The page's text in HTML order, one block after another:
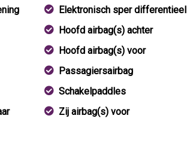
Elektronisch sper differentieel
Hoofd airbag(s) achter
Hoofd airbag(s) voor
Passagiersairbag
Schakelpaddles
Zij airbag(s) voor